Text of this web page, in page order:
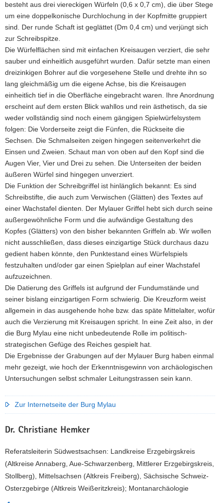
Griffel
aus.
besteht aus drei viereckigen Würfeln (0,6 x 0,7 cm), die über Stege
um eine doppelkonische Durchlochung in der Kopfmitte gruppiert
sind. Der runde Schaft ist geglättet (Dm 0,4 cm) und verjüngt sich
zur Schreibspitze.
Die Würfelflächen sind mit einfachen Kreisaugen verziert, die sehr
sauber und einheitlich ausgeführt wurden. Dafür setzte man einen
dreizinkigen Bohrer auf die vorgesehene Stelle und drehte ihn so
lang gleichmäßig um die eigene Achse, bis die Kreisaugen
einheitlich tief in die Oberfläche eingebracht waren. Ihre Anordnung
erscheint auf dem ersten Blick wahllos und rein ästhetisch, da sie
weder vollständig sind noch einem gängigen Spielwürfelsystem
folgen: Die Vorderseite zeigt die Fünfen, die Rückseite die
Sechsen. Die Schmalseiten zeigen hingegen seitenverkehrt die
Einsen und Zweien. Schaut man von oben auf den Kopf sind die
Augen Vier, Vier und Drei zu sehen. Die Unterseiten der beiden
äußeren Würfel sind hingegen unverziert.
Die Funktion der Schreibgriffel ist hinlänglich bekannt: Es sind
Schreibstifte, die auch zum Verwischen (Glätten) des Textes auf
einer Wachstafel dienten. Der Mylauer Griffel hebt sich durch seine
außergewöhnliche Form und die aufwändige Gestaltung des
Kopfes (Glätters) von den bisher bekannten Griffeln ab. Wir wollen
nicht ausschließen, dass dieses einzigartige Stück durchaus dazu
gedient haben könnte, den Punktestand eines Würfelspiels
festzuhalten und/oder gar einen Spielplan auf einer Wachstafel
aufzuzeichnen.
Die Datierung des Griffels ist aufgrund der Fundumstände und
seiner bislang einzigartigen Form schwierig. Die Kreuzform weist
allgemein in das ausgehende hohe bzw. das späte Mittelalter, wofür
auch die Verzierung mit Kreisaugen spricht. In eine Zeit also, in der
die Burg Mylau eine nicht unbedeutende Rolle im politisch-
strategischen Gefüge des Reiches gespielt hat.
Die Ergebnisse der Grabungen auf der Mylauer Burg haben einmal
mehr gezeigt, wie hoch der Erkenntnisgewinn von archäologischen
Untersuchungen selbst schmaler Leitungstrassen sein kann.
Zur Internetseite der Burg Mylau
Dr. Christiane Hemker
Referatsleiterin Südwestsachsen: Landkreise Erzgebirgskreis
(Altkreise Annaberg, Aue-Schwarzenberg, Mittlerer Erzgebirgskreis,
Stollberg), Mittelsachsen (Altkreis Freiberg), Sächsische Schweiz-
Osterzgebirge (Altkreis Weißeritzkreis); Montanarchäologie